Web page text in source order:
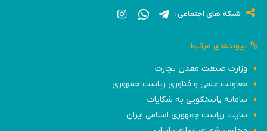
شبکه های اجتماعی :
پیوندهای مرتبط
وزارت صنعت معدن تجارت
معاونت علمی و فناوری ریاست جمهوری
سامانه پاسخگویی به شکایات
سایت ریاست جمهوری اسلامی ایران